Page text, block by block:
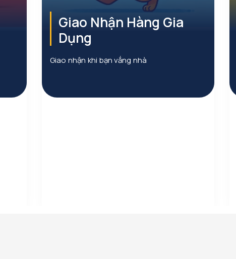
Giao Nhận Hàng Gia
Dụng
Giao nhận khi bạn vắng nhà